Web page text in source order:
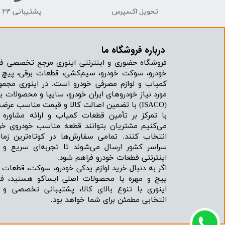
فروشگاه حضوری و اینترنتی اینوری مرجع تخصصی
خودرو، سوکت خودرو، سیم‌کشی، قطعات برقی، پیچ
کمیاب و لوازم مصرفی خودرو است. در اینوری
مورد نیاز خودروهای ایران خودرو، سایپا و محصولات
(ISACO) با تضمین اصالت کالا و قیمت مناسب عرضه می‌شود.
با تمرکز بر تأمین قطعات کمیاب و ارائه
می‌کنیم مشتریان بتوانند قطعه مناسب خودروی
انتخاب کنند. تمامی سفارش‌ها در کوتاه‌ترین
سراسر کشور ارسال می‌شوند تا تجربه‌ای سریع
اینترنتی قطعات خودرو فراهم شود.
اگر به دنبال خرید لوازم یدکی خودرو، سوکت،
پیچ و مهره یا محصولات اصلی ایساکو هستید،
اینوری با تنوع بالای کالا، پشتیبانی تخصصی
انتخابی مطمئن برای شما خواهد بود.
درباره فروشگاه ما​​​​​​​
تحویل اکسپرس پشتیبانی ۲۴ ساعته